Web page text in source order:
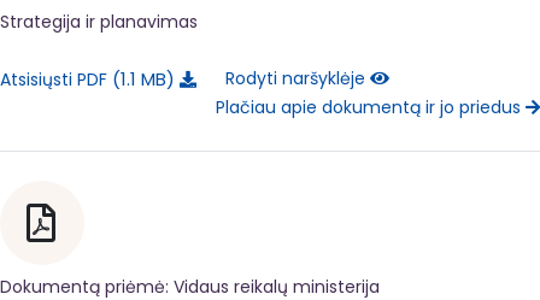
Strategija ir planavimas
Atsisiųsti PDF 1.1 MB
Rodyti naršyklėje
Plačiau apie dokumentą ir jo priedus
Dokumentą priėmė: Vidaus reikalų ministerija